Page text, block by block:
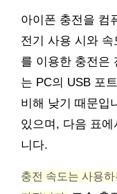
아이폰 충전을 컴
전기 사용 시와
를 이용한 충전은
는 PC의 USB 포
비해 낮기 때문입
있으며, 다음 표
니다.
충전 속도는 사용